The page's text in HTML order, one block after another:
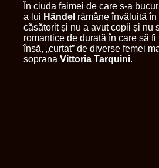
În ciuda faimei de care s-a
a lui Händel rămâne învăluită în
căsătorit și nu a avut copii și nu
romantice de durată în care să fi
însă, „curtat” de diverse femei
soprana Vittoria Tarquini.